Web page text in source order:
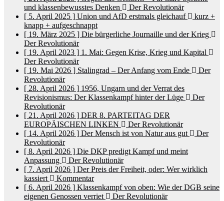
und klassenbewusstes Denken
Der Revolutionär
[ 5. April 2025 ] Union und AfD erstmals gleichauf
kurz +
knapp + aufgeschnappt
[ 19. März 2025 ] Die bürgerliche Journaille und der Krieg
Der Revolutionär
[ 19. April 2023 ] 1. Mai: Gegen Krise, Krieg und Kapital
Der Revolutionär
[ 19. Mai 2026 ] Stalingrad – Der Anfang vom Ende
Der
Revolutionär
[ 28. April 2026 ] 1956, Ungarn und der Verrat des
Revisionismus: Der Klassenkampf hinter der Lüge
Der
Revolutionär
[ 21. April 2026 ] DER 8. PARTEITAG DER
EUROPÄISCHEN LINKEN
Der Revolutionär
[ 14. April 2026 ] Der Mensch ist von Natur aus gut
Der
Revolutionär
[ 8. April 2026 ] Die DKP predigt Kampf und meint
Anpassung
Der Revolutionär
[ 7. April 2026 ] Der Preis der Freiheit, oder: Wer wirklich
kassiert
Kommentar
[ 6. April 2026 ] Klassenkampf von oben: Wie der DGB seine
eigenen Genossen verriet
Der Revolutionär